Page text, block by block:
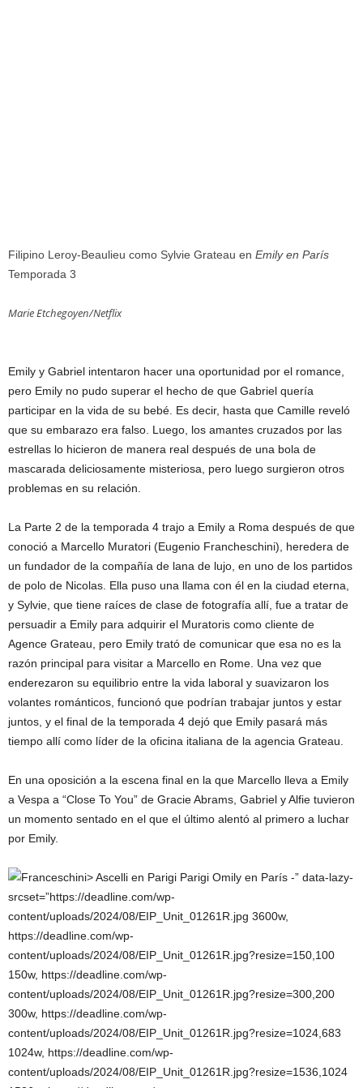
Filipino Leroy-Beaulieu como Sylvie Grateau en Emily en París
Temporada 3
Marie Etchegoyen/Netflix
Emily y Gabriel intentaron hacer una oportunidad por el romance,
pero Emily no pudo superar el hecho de que Gabriel quería
participar en la vida de su bebé. Es decir, hasta que Camille reveló
que su embarazo era falso. Luego, los amantes cruzados por las
estrellas lo hicieron de manera real después de una bola de
mascarada deliciosamente misteriosa, pero luego surgieron otros
problemas en su relación.
La Parte 2 de la temporada 4 trajo a Emily a Roma después de que
conoció a Marcello Muratori (Eugenio Francheschini), heredera de
un fundador de la compañía de lana de lujo, en uno de los partidos
de polo de Nicolas. Ella puso una llama con él en la ciudad eterna,
y Sylvie, que tiene raíces de clase de fotografía allí, fue a tratar de
persuadir a Emily para adquirir el Muratoris como cliente de
Agence Grateau, pero Emily trató de comunicar que esa no es la
razón principal para visitar a Marcello en Rome. Una vez que
enderezaron su equilibrio entre la vida laboral y suavizaron los
volantes románticos, funcionó que podrían trabajar juntos y estar
juntos, y el final de la temporada 4 dejó que Emily pasará más
tiempo allí como líder de la oficina italiana de la agencia Grateau.
En una oposición a la escena final en la que Marcello lleva a Emily
a Vespa a “Close To You” de Gracie Abrams, Gabriel y Alfie tuvieron
un momento sentado en el que el último alentó al primero a luchar
por Emily.